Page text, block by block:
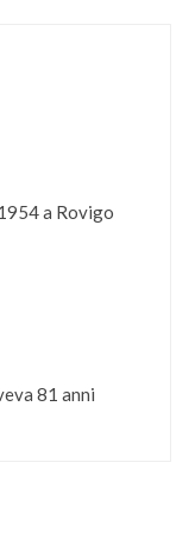
a Rovigo
81 anni